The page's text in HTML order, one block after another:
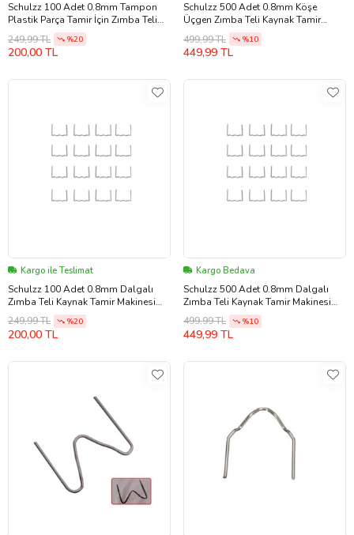
Schulzz 100 Adet 0.8mm Tampon
Plastik Parça Tamir İçin Zımba Teli
(Gümüş Gri)
249,99 TL %20
200,00 TL
Schulzz 500 Adet 0.8mm Köşe
Üçgen Zımba Teli Kaynak Tamir
Makinesi Için (Gümüş Gri)
499,99 TL %10
449,99 TL
Kargo ile Teslimat
Schulzz 100 Adet 0.8mm Dalgalı
Zımba Teli Kaynak Tamir Makinesi
Için (Gümüş Gri)
249,99 TL %20
200,00 TL
Kargo Bedava
Schulzz 500 Adet 0.8mm Dalgalı
Zımba Teli Kaynak Tamir Makinesi
Için (Gümüş Gri)
499,99 TL %10
449,99 TL